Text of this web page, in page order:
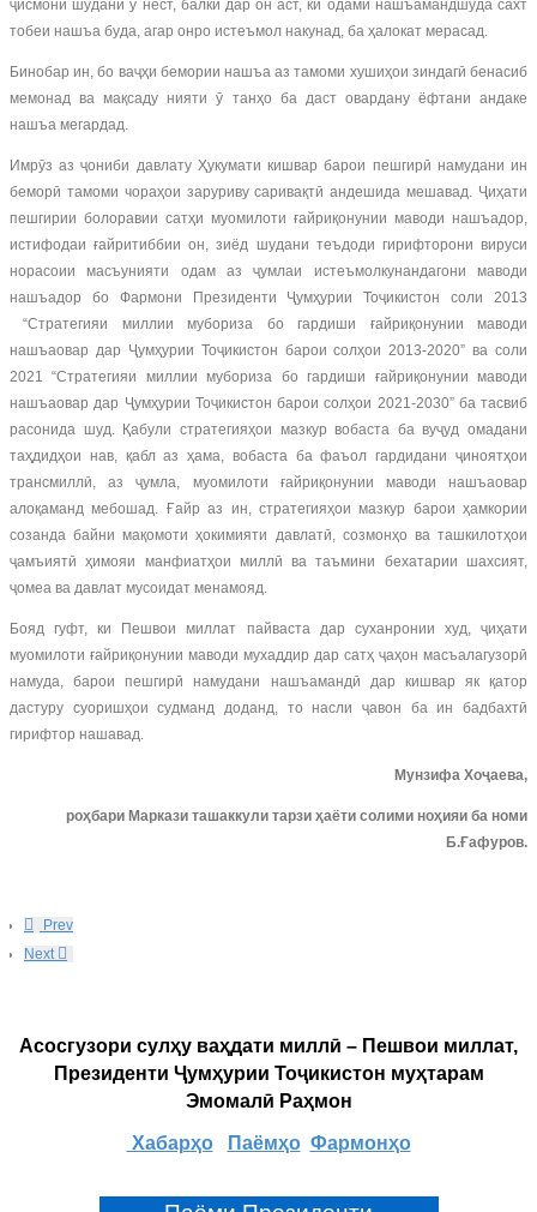
ҷисмонӣ шудани ӯ нест, балки дар он аст, ки одами нашъамандшуда сахт
тобеи нашъа буда, агар онро истеъмол накунад, ба ҳалокат мерасад.
Бинобар ин, бо ваҷҳи бемории нашъа аз тамоми хушиҳои зиндагӣ бенасиб
мемонад ва мақсаду нияти ӯ танҳо ба даст овардану ёфтани андаке
нашъа мегардад.
Имрӯз аз ҷониби давлату Ҳукумати кишвар барои пешгирӣ намудани ин
беморӣ тамоми чораҳои заруриву саривақтӣ андешида мешавад. Ҷиҳати
пешгирии болоравии сатҳи муомилоти ғайриқонунии маводи нашъадор,
истифодаи ғайритиббии он, зиёд шудани теъдоди гирифторони вируси
норасоии масъунияти одам аз ҷумлаи истеъмолкунандагони маводи
нашъадор бо Фармони Президенти Ҷумҳурии Тоҷикистон соли 2013
“Стратегияи миллии мубориза бо гардиши ғайриқонунии маводи
нашъаовар дар Ҷумҳурии Тоҷикистон барои солҳои 2013-2020” ва соли
2021 “Стратегияи миллии мубориза бо гардиши ғайриқонунии маводи
нашъаовар дар Ҷумҳурии Тоҷикистон барои солҳои 2021-2030” ба тасвиб
расонида шуд. Қабули стратегияҳои мазкур вобаста ба вуҷуд омадани
таҳдидҳои нав, қабл аз ҳама, вобаста ба фаъол гардидани ҷиноятҳои
трансмиллӣ, аз ҷумла, муомилоти ғайриқонунии маводи нашъаовар
алоқаманд мебошад. Ғайр аз ин, стратегияҳои мазкур барои ҳамкории
созанда байни мақомоти ҳокимияти давлатӣ, созмонҳо ва ташкилотҳои
ҷамъиятӣ ҳимояи манфиатҳои миллӣ ва таъмини бехатарии шахсият,
ҷомеа ва давлат мусоидат менамояд.
Бояд гуфт, ки Пешвои миллат пайваста дар суханронии худ, ҷиҳати
муомилоти ғайриқонунии маводи мухаддир дар сатҳ ҷаҳон масъалагузорӣ
намуда, барои пешгирӣ намудани нашъамандӣ дар кишвар як қатор
дастуру суоришҳои судманд доданд, то насли ҷавон ба ин бадбахтӣ
гирифтор нашавад.
Мунзифа Хоҷаева,
роҳбари Маркази ташаккули тарзи ҳаёти солими ноҳияи ба номи
Б.Ғафуров.
Prev
Next
Асосгузори сулҳу ваҳдати миллӣ – Пешвои миллат,
Президенти Ҷумҳурии Тоҷикистон муҳтарам
Эмомалӣ Раҳмон
Хабарҳо Паёмҳо Фармонҳо